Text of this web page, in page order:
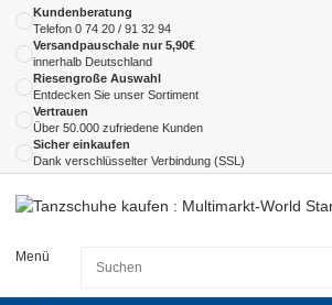
Kundenberatung
Telefon 0 74 20 / 91 32 94
Versandpauschale nur 5,90€
innerhalb Deutschland
Riesengroße Auswahl
Entdecken Sie unser Sortiment
Vertrauen
Über 50.000 zufriedene Kunden
Sicher einkaufen
Dank verschlüsselter Verbindung (SSL)
Menü